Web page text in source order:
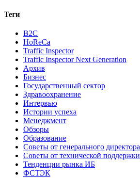
Теги
B2C
HoReCa
Traffic Inspector
Traffic Inspector Next Generation
Архив
Бизнес
Государственный сектор
Здравоохранение
Интервью
Истории успеха
Менеджмент
Обзоры
Образование
Советы от генерального директора
Советы от технической поддержки
Тенденции рынка ИБ
ФСТЭК